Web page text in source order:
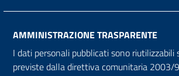
AMMINISTRAZIONE TRASPARENTE
I dati personali pubblicati sono riutilizzabili
previste dalla direttiva comunitaria 2003/